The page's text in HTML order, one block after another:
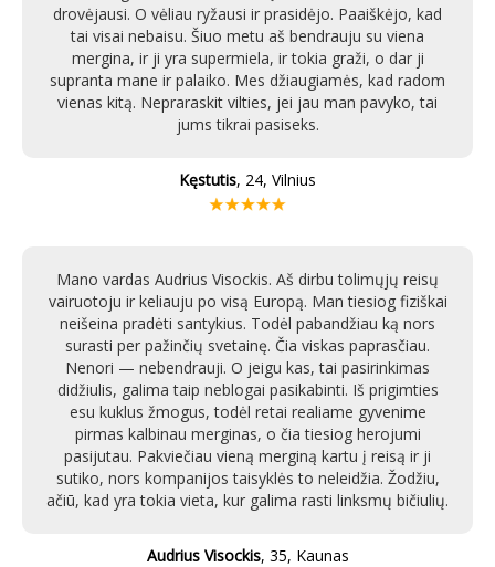
drovėjausi. O vėliau ryžausi ir prasidėjo. Paaiškėjo, kad
tai visai nebaisu. Šiuo metu aš bendrauju su viena
mergina, ir ji yra supermiela, ir tokia graži, o dar ji
supranta mane ir palaiko. Mes džiaugiamės, kad radom
vienas kitą. Nepraraskit vilties, jei jau man pavyko, tai
jums tikrai pasiseks.
Kęstutis, 24, Vilnius
Mano vardas Audrius Visockis. Aš dirbu tolimųjų reisų
vairuotoju ir keliauju po visą Europą. Man tiesiog fiziškai
neišeina pradėti santykius. Todėl pabandžiau ką nors
surasti per pažinčių svetainę. Čia viskas paprasčiau.
Nenori — nebendrauji. O jeigu kas, tai pasirinkimas
didžiulis, galima taip neblogai pasikabinti. Iš prigimties
esu kuklus žmogus, todėl retai realiame gyvenime
pirmas kalbinau merginas, o čia tiesiog herojumi
pasijutau. Pakviečiau vieną merginą kartu į reisą ir ji
sutiko, nors kompanijos taisyklės to neleidžia. Žodžiu,
ačiū, kad yra tokia vieta, kur galima rasti linksmų bičiulių.
Audrius Visockis, 35, Kaunas